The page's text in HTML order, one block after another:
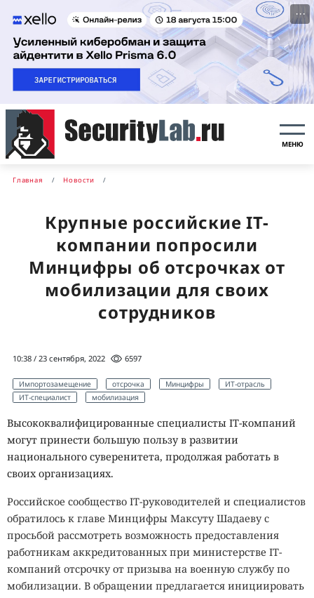
···
МЕНЮ
Главная Новости
Крупные российские IT-
компании попросили
Минцифры об отсрочках от
мобилизации для своих
сотрудников
10:38 / 23 сентября, 2022 6597
Импортозамещение отсрочка Минцифры
ИТ-отрасль
ИТ-специалист
мобилизация
Высококвалифицированные специалисты IТ-компаний
могут принести большую пользу в развитии
национального суверенитета, продолжая работать в
своих организациях.
Российское сообщество IТ-руководителей и специалистов
обратилось к главе Минцифры Максуту Шадаеву с
просьбой рассмотреть возможность предоставления
работникам аккредитованных при министерстве IТ-
компаний отсрочку от призыва на военную службу по
мобилизации. В обращении предлагается инициировать